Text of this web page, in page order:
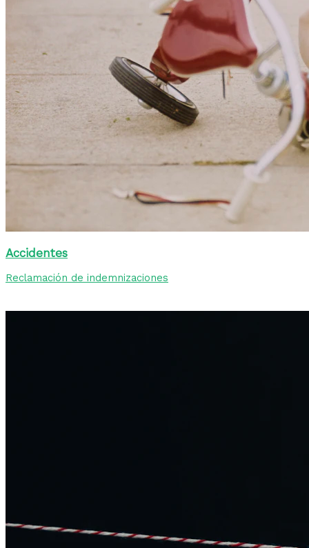
Accidentes
Reclamación de indemnizaciones